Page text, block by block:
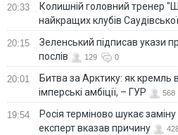
20:33
Колишній головний тренер
найкращих клубів
20:15
Зеленський підписав укази
послів
129 0
20:01
Битва за Арктику: як кремль
імперські амбіції, – ГУР
568
19:54
Росія терміново шукає
експерт вказав причину